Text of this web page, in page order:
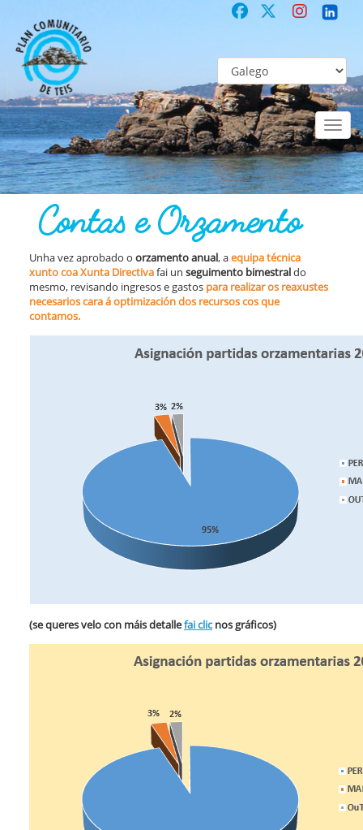
Toggle
COMUNITARIO Co-laboración participativa Contas e Orzamento
Contas e Orzamento
Unha vez aprobado o orzamento anual, aequipa técnica
xunto coa Xunta Directivafai un seguimento bimestraldo
mesmo, revisando ingresos e gastos para realizar os reaxustes
necesarios cara á optimización dos recursos cos que
contamos.
(se queres velo con máis detallefai clicnos gráficos)